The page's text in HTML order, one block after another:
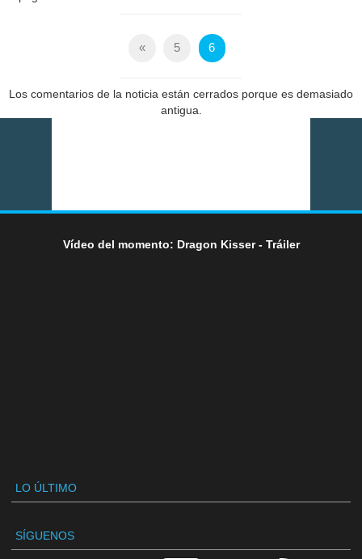
« 5 6
Los comentarios de la noticia están cerrados porque es demasiado
antigua.
Vídeo del momento: Dragon Kisser - Tráiler
LO ÚLTIMO
SÍGUENOS